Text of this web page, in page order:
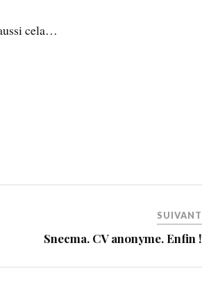
cela…
SUIVANT
Snecma. CV anonyme. Enfin !